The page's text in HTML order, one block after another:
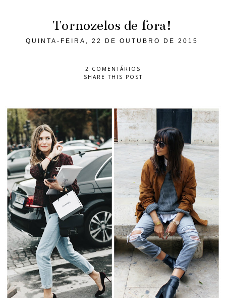
Tornozelos de fora!
QUINTA-FEIRA, 22 DE OUTUBRO DE 2015
2 COMENTÁRIOS
SHARE THIS POST